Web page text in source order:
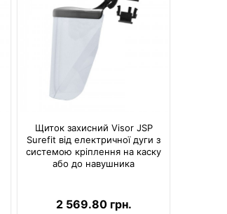
Щиток захисний Visor JSP
Surefit від електричної дуги з
системою кріплення на каску
або до навушника
2 569.80 грн.